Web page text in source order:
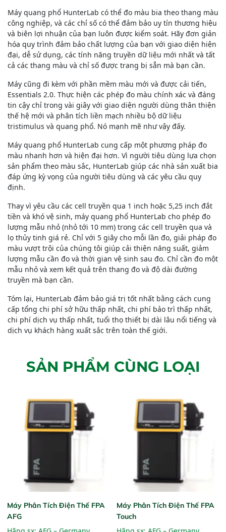
Máy quang phổ HunterLab có thể đo màu bia theo thang màu
công nghiệp, và các chỉ số có thể đảm bảo uy tín thương hiệu
và biên lợi nhuận của bạn luôn được kiểm soát. Hãy đơn giản
hóa quy trình đảm bảo chất lượng của bạn với giao diện hiện
đại, dễ sử dụng, các tính năng truyền dữ liệu mới nhất và tất
cả các thang màu và chỉ số được trang bị sẵn mà bạn cần.
Máy cũng đi kèm với phần mềm màu mới và được cải tiến,
Essentials 2.0. Thực hiện các phép đo màu chính xác và đáng
tin cậy chỉ trong vài giây với giao diện người dùng thân thiện
thế hệ mới và phân tích liền mạch nhiều bộ dữ liệu
tristimulus và quang phổ. Nó mạnh mẽ như vậy đấy.
Máy quang phổ HunterLab cung cấp một phương pháp đo
màu nhanh hơn và hiện đại hơn. Vì người tiêu dùng lựa chọn
sản phẩm theo màu sắc, HunterLab giúp các nhà sản xuất bia
đáp ứng kỳ vọng của người tiêu dùng và các yêu cầu quy
định.
Thay vì yêu cầu các cell truyền qua 1 inch hoặc 5,25 inch đắt
tiền và khó vệ sinh, máy quang phổ HunterLab cho phép đo
lượng mẫu nhỏ (nhỏ tới 10 mm) trong các cell truyền qua và
lọ thủy tinh giá rẻ. Chỉ với 5 giây cho mỗi lần đo, giải pháp đo
màu vượt trội của chúng tôi giúp cải thiện năng suất, giảm
lượng mẫu cần đo và thời gian vệ sinh sau đo. Chỉ cần đo một
mẫu nhỏ và xem kết quả trên thang đo và độ dài đường
truyền mà bạn cần.
Tóm lại, HunterLab đảm bảo giá trị tốt nhất bằng cách cung
cấp tổng chi phí sở hữu thấp nhất, chi phí bảo trì thấp nhất,
chi phí dịch vụ thấp nhất, tuổi thọ thiết bị dài lâu nổi tiếng và
dịch vụ khách hàng xuất sắc trên toàn thế giới.
SẢN PHẨM CÙNG LOẠI
Máy Phân Tích Điện Thế FPA
AFG
Máy Phân Tích Điện Thế FPA
Touch